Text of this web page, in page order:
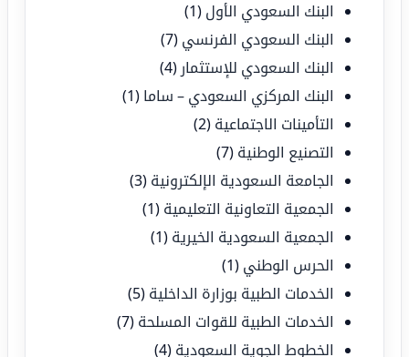
البنك السعودي الأول (1)
البنك السعودي الفرنسي (7)
البنك السعودي للإستثمار (4)
البنك المركزي السعودي – ساما (1)
التأمينات الاجتماعية (2)
التصنيع الوطنية (7)
الجامعة السعودية الإلكترونية (3)
الجمعية التعاونية التعليمية (1)
الجمعية السعودية الخيرية (1)
الحرس الوطني (1)
الخدمات الطبية بوزارة الداخلية (5)
الخدمات الطبية للقوات المسلحة (7)
الخطوط الجوية السعودية (4)